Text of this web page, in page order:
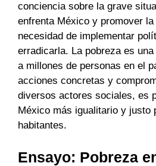
conciencia sobre la grave
enfrenta México y promover
necesidad de implementar
erradicarla. La pobreza es
a millones de personas en el
acciones concretas y
diversos actores sociales, es
México más igualitario y justo
habitantes.
Ensayo: Pobreza